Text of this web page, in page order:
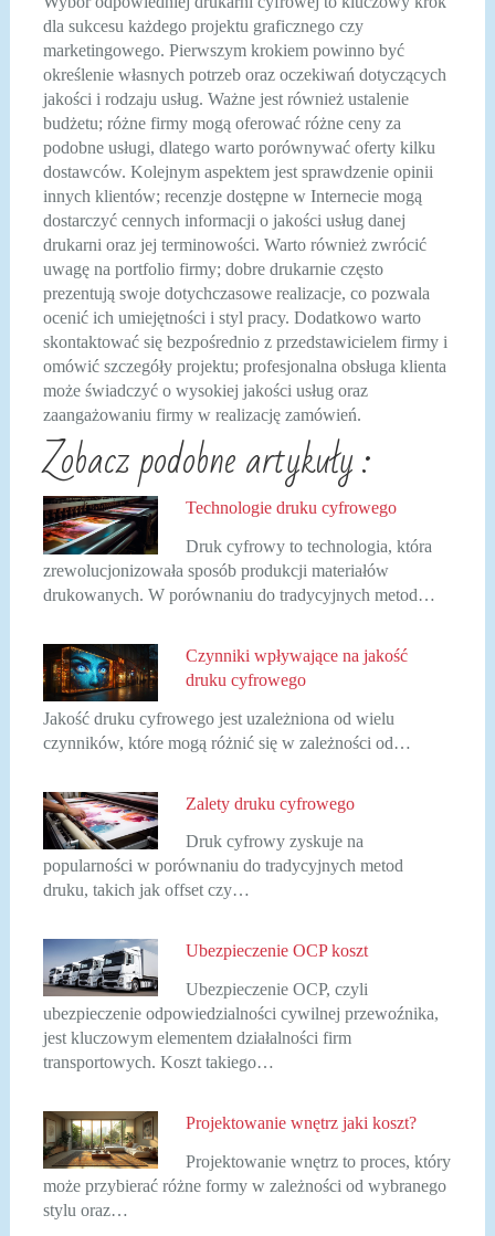
dla sukcesu każdego projektu graficznego czy
marketingowego. Pierwszym krokiem powinno być
określenie własnych potrzeb oraz oczekiwań dotyczących
jakości i rodzaju usług. Ważne jest również ustalenie
budżetu; różne firmy mogą oferować różne ceny za
podobne usługi, dlatego warto porównywać oferty kilku
dostawców. Kolejnym aspektem jest sprawdzenie opinii
innych klientów; recenzje dostępne w Internecie mogą
dostarczyć cennych informacji o jakości usług danej
drukarni oraz jej terminowości. Warto również zwrócić
uwagę na portfolio firmy; dobre drukarnie często
prezentują swoje dotychczasowe realizacje, co pozwala
ocenić ich umiejętności i styl pracy. Dodatkowo warto
skontaktować się bezpośrednio z przedstawicielem firmy i
omówić szczegóły projektu; profesjonalna obsługa klienta
może świadczyć o wysokiej jakości usług oraz
zaangażowaniu firmy w realizację zamówień.
Zobacz podobne artykuły :
Technologie druku cyfrowego
Druk cyfrowy to technologia, która
zrewolucjonizowała sposób produkcji materiałów
drukowanych. W porównaniu do tradycyjnych metod…
Czynniki wpływające na jakość
druku cyfrowego
Jakość druku cyfrowego jest uzależniona od wielu
czynników, które mogą różnić się w zależności od…
Zalety druku cyfrowego
Druk cyfrowy zyskuje na
popularności w porównaniu do tradycyjnych metod
druku, takich jak offset czy…
Ubezpieczenie OCP koszt
Ubezpieczenie OCP, czyli
ubezpieczenie odpowiedzialności cywilnej przewoźnika,
jest kluczowym elementem działalności firm
transportowych. Koszt takiego…
Projektowanie wnętrz jaki koszt?
Projektowanie wnętrz to proces, który
może przybierać różne formy w zależności od wybranego
stylu oraz…